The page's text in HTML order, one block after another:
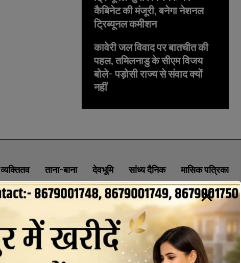
कैबिनेट की मंजूरी, बनेगा नेशनल
ट्रिब्यूनल कमीशन
कावेरी जल विवाद पर बातचीत की
पहल, तमिलनाडु के सीएम विजय
बोले- पड़ोसी राज्य से संवाद क्यों
नहीं
व्यक्तितव ताना-बाना देवभूमि सांध्य दैनिक मासिक पत्रिका
ABOUT CONTACT PRIVACY POLICY NEWSLETTER
CONTACT INFORMATION